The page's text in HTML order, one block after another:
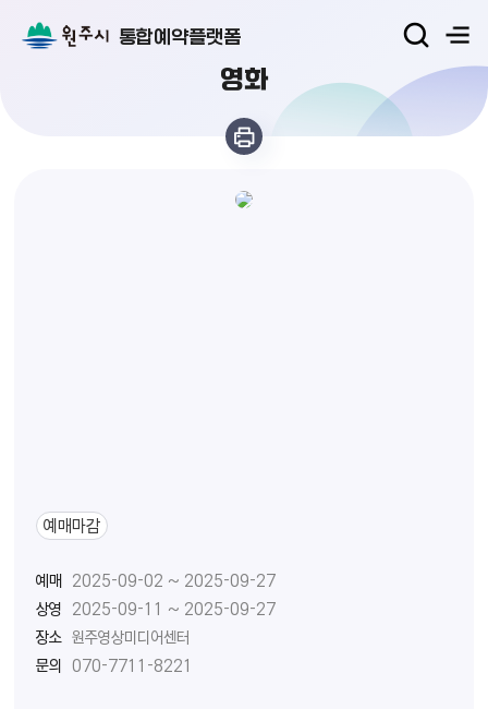
통합예약플랫폼
영화
예매마감
예매 2025-09-02 ~ 2025-09-27
상영 2025-09-11 ~ 2025-09-27
장소 원주영상미디어센터
문의 070-7711-8221